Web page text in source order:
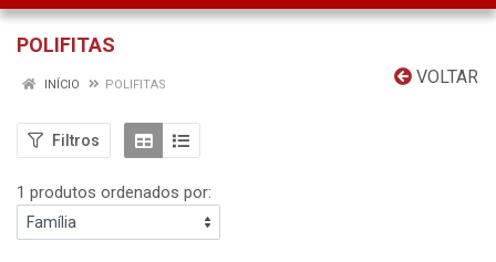
POLIFITAS
VOLTAR
INÍCIO POLIFITAS
Filtros
1 produtos ordenados por: